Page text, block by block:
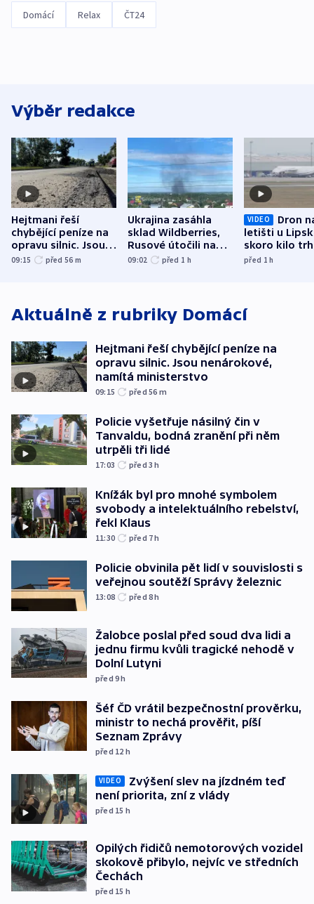
Domácí Relax ČT24
Výběr redakce
Hejtmani řeší
chybějící peníze na
opravu silnic. Jsou
nenárokové, namítá
09:15 před 56 m
Ukrajina zasáhla
sklad Wildberries,
Rusové útočili na
trh, hasiče či
09:02 před 1 h
VIDEO
Dron
letišti u
skoro kilo
indicie
před 1h
Aktuálně z rubriky Domácí
Hejtmani řeší chybějící peníze na
opravu silnic. Jsou nenárokové,
namítá ministerstvo
09:15 před 56 m
Policie vyšetřuje násilný čin v
Tanvaldu, bodná zranění při něm
utrpěli tři lidé
17:03 před 3h
Knížák byl pro mnohé symbolem
svobody a intelektuálního rebelství,
řekl Klaus
11:30 před 7h
Policie obvinila pět lidí v souvislosti s
veřejnou soutěží Správy železnic
13:08 před 8h
Žalobce poslal před soud dva lidi a
jednu firmu kvůli tragické nehodě v
Dolní Lutyni
před 9h
Šéf ČD vrátil bezpečnostní prověrku,
ministr to nechá prověřit, píší
Seznam Zprávy
před 12 h
VIDEO
Zvýšení slev na jízdném teď
není priorita, zní z vlády
před 15 h
Opilých řidičů nemotorových vozidel
skokově přibylo, nejvíc ve středních
Čechách
před 15 h